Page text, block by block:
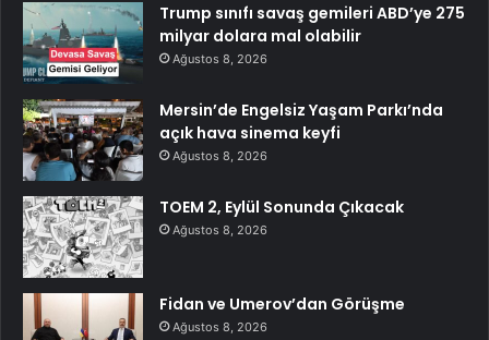
Trump sınıfı savaş gemileri ABD’ye 275
milyar dolara mal olabilir
Ağustos 8, 2026
Mersin’de Engelsiz Yaşam Parkı’nda
açık hava sinema keyfi
Ağustos 8, 2026
TOEM 2, Eylül Sonunda Çıkacak
Ağustos 8, 2026
Fidan ve Umerov’dan Görüşme
Ağustos 8, 2026